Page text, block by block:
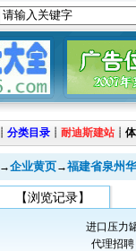
┊ 分类目录 ┊ 耐迪斯建站 ┊
→企业黄页→福建省泉州
【浏览记录】
进口压力
代理招聘